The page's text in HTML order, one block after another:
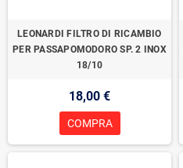
LEONARDI FILTRO DI RICAMBIO
PER PASSAPOMODORO SP. 2 INOX
18/10
18,00 €
COMPRA